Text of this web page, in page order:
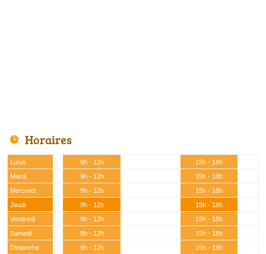
Horaires
Lundi 9h - 12h
15h - 18h
Mardi
9h - 12h
15h - 18h
Mercredi
9h - 12h
15h - 18h
Jeudi
9h - 12h
15h - 18h
Vendredi
9h - 12h
15h - 18h
Samedi
9h - 12h
15h - 18h
Dimanche
9h - 12h 15h - 18h